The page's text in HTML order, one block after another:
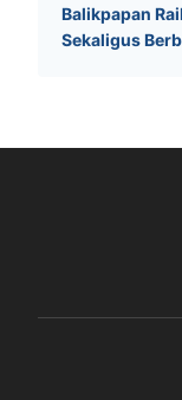
Balikpapan
Sekaligus